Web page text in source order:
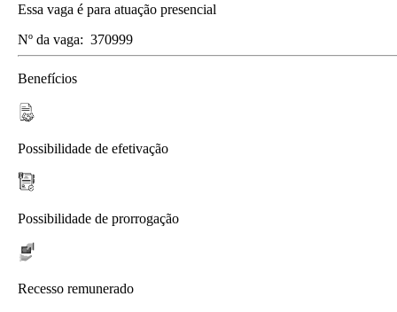
Essa vaga é para atuação presencial
Nº da vaga: 370999
Benefícios
Possibilidade de efetivação
Possibilidade de prorrogação
Recesso remunerado